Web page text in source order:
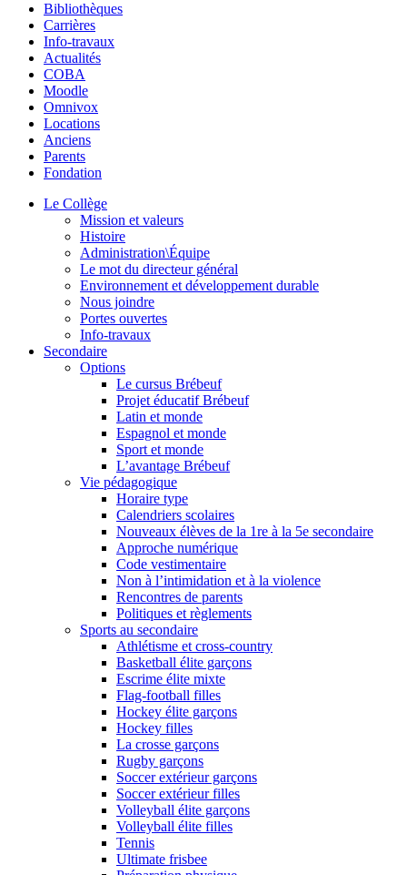
Bibliothèques
Carrières
Info-travaux
Actualités
COBA
Moodle
Omnivox
Locations
Anciens
Parents
Fondation
Le Collège
Mission et valeurs
Histoire
Administration\Équipe
Le mot du directeur général
Environnement et développement durable
Nous joindre
Portes ouvertes
Info-travaux
Secondaire
Options
Le cursus Brébeuf
Projet éducatif Brébeuf
Latin et monde
Espagnol et monde
Sport et monde
L’avantage Brébeuf
Vie pédagogique
Horaire type
Calendriers scolaires
Nouveaux élèves de la 1re à la 5e secondaire
Approche numérique
Code vestimentaire
Non à l’intimidation et à la violence
Rencontres de parents
Politiques et règlements
Sports au secondaire
Athlétisme et cross-country
Basketball élite garçons
Escrime élite mixte
Flag-football filles
Hockey élite garçons
Hockey filles
La crosse garçons
Rugby garçons
Soccer extérieur garçons
Soccer extérieur filles
Volleyball élite garçons
Volleyball élite filles
Tennis
Ultimate frisbee